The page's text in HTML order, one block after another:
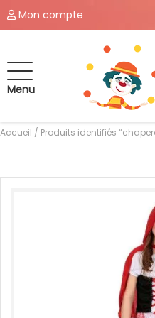
Mon compte
Menu
Accueil / Produits identifiés